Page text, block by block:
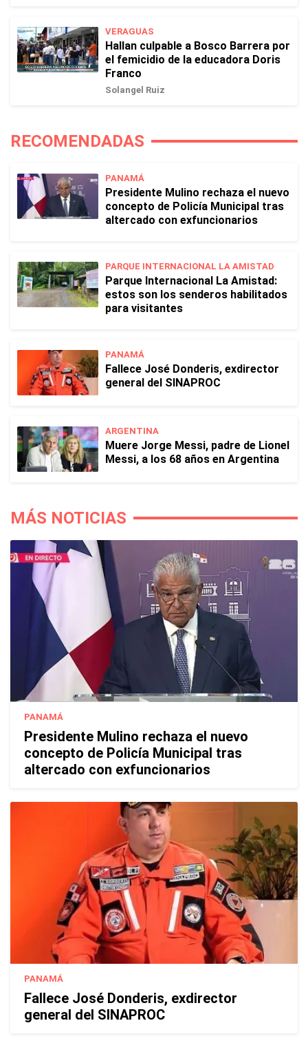
VERAGUAS
Hallan culpable a Bosco Barrera por
el femicidio de la educadora Doris
Franco
Solangel Ruiz
RECOMENDADAS
PANAMÁ
Presidente Mulino rechaza el nuevo
concepto de Policía Municipal tras
altercado con exfuncionarios
PARQUE INTERNACIONAL LA AMISTAD
Parque Internacional La Amistad:
estos son los senderos habilitados
para visitantes
PANAMÁ
Fallece José Donderis, exdirector
general del SINAPROC
ARGENTINA
Muere Jorge Messi, padre de Lionel
Messi, a los 68 años en Argentina
MÁS NOTICIAS
PANAMÁ
Presidente Mulino rechaza el nuevo
concepto de Policía Municipal tras
altercado con exfuncionarios
PANAMÁ
Fallece José Donderis, exdirector
general del SINAPROC